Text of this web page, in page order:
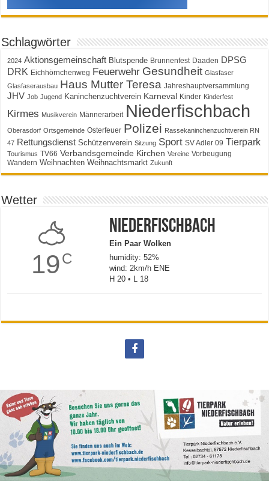
Schlagwörter
2024 Aktionsgemeinschaft Blutspende Brunnenfest Daaden DPSG
DRK Eichhörnchenweg Feuerwehr Gesundheit Glasfaser
Glasfaserausbau Haus Mutter Teresa Jahreshauptversammlung
JHV Job Jugend Kaninchenzuchtverein Karneval Kinder Kinderfest
Kirmes Musikverein Männerarbeit Niederfischbach
Oberasdorf Ortsgemeinde Osterfeuer Polizei Rassekaninchenzuchtverein RN
47 Rettungsdienst Schützenverein Sitzung Sport SV Adler 09 Tierpark
Tourismus TV66 Verbandsgemeinde Kirchen Vereine Vorbeugung
Wandern Weihnachten Weihnachtsmarkt Zukunft
Wetter
19C
Niederfischbach
Ein Paar Wolken
humidity: 52%
wind: 2km/h ENE
H 20 • L 18